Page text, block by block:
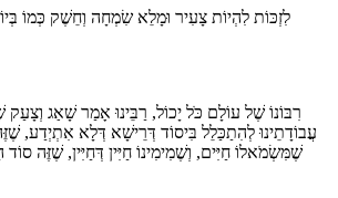
לִזְכּוֹת לִהְיוֹת צָעִיר וּמָלֵא שִׂמְחָה וְחֵשֶׁק כְּמוֹ
רִבּוֹנוֹ שֶׁל עוֹלָם כֹּל יָכוֹל, רַבֵּינוּ אָמַר שָׁאַג וְצָעַק
עֲבוֹדָתֵינוּ לְהִתַכַּלֵל בִּיסוֹד דְּרֵישָׁא דְּלָא אִתְיְדַע,
שֶׁמִּשְׂמֹאלוֹ חַיִּים, וְשֶׁמִימִינוֹ חַיִּין דְּחַיִּין, שֶׁזֶּה